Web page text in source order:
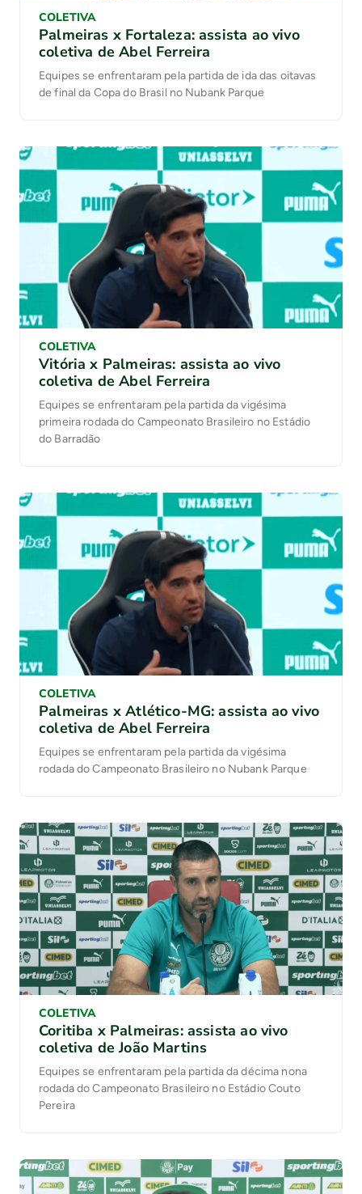
COLETIVA
Palmeiras x Fortaleza: assista ao vivo
coletiva de Abel Ferreira
Equipes se enfrentaram pela partida de ida das oitavas
de final da Copa do Brasil no Nubank Parque
COLETIVA
Vitória x Palmeiras: assista ao vivo
coletiva de Abel Ferreira
Equipes se enfrentaram pela partida da vigésima
primeira rodada do Campeonato Brasileiro no Estádio
do Barradão
COLETIVA
Palmeiras x Atlético-MG: assista ao vivo
coletiva de Abel Ferreira
Equipes se enfrentaram pela partida da vigésima
rodada do Campeonato Brasileiro no Nubank Parque
COLETIVA
Coritiba x Palmeiras: assista ao vivo
coletiva de João Martins
Equipes se enfrentaram pela partida da décima nona
rodada do Campeonato Brasileiro no Estádio Couto
Pereira